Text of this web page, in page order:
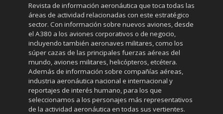
Revista de información aeronáutica que toca todas las
áreas de actividad relacionadas con este estratégico
sector. Con información sobre nuevos aviones, desde
el A380 a los aviones corporativos o de negocio,
incluyendo también aeronaves militares, como los
súper cazas de las principales fuerzas aéreas del
mundo, aviones militares, helicópteros, etcétera.
Además de información sobre compañías aéreas,
industria aeronáutica nacional e internacional y
reportajes de interés humano, para los que
seleccionamos a los personajes más representativos
de la actividad aeronáutica en todas sus vertientes.